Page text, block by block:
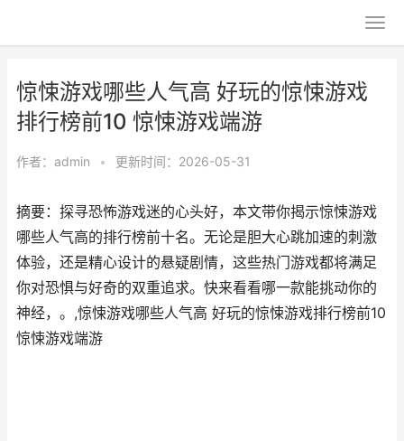
惊悚游戏哪些人气高 好玩的惊悚游戏
排行榜前10 惊悚游戏端游
作者： admin • 更新时间：2026-05-31
摘要：探寻恐怖游戏迷的心头好，本文带你揭示惊悚游戏
哪些人气高的排行榜前十名。无论是胆大心跳加速的刺激
体验，还是精心设计的悬疑剧情，这些热门游戏都将满足
你对恐惧与好奇的双重追求。快来看看哪一款能挑动你的
神经，。,惊悚游戏哪些人气高 好玩的惊悚游戏排行榜前10
惊悚游戏端游